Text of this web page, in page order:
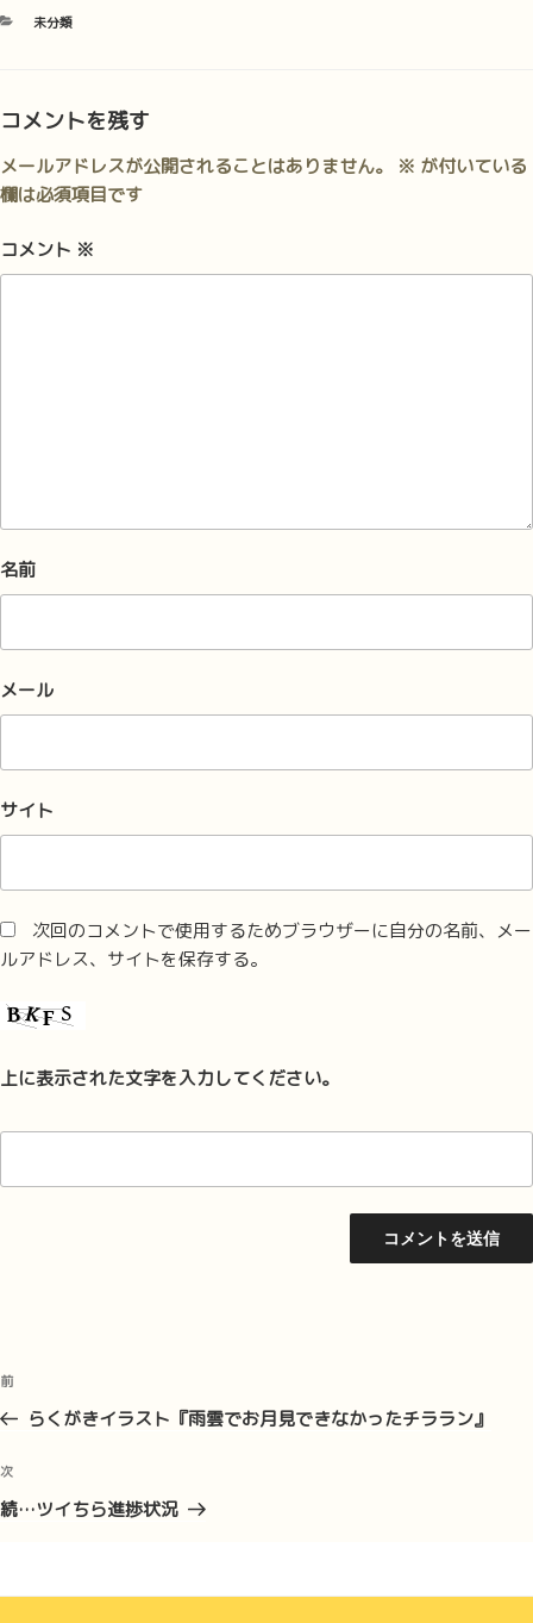
カ
ー
未分類
コメントを残す
メールアドレスが公開されることはありません。 ※ が付いている
欄は必須項目です
コメント ※
名前
メール
サイト
次回のコメントで使用するためブラウザーに自分の名前、メー
ルアドレス、サイトを保存する。
上に表示された文字を入力してください。
投
ナ
ビ
ゲ
ョ
前
の
稿
前
らくがきイラスト『雨雲でお月見できなかったチララン』
次
の
次
続…ツイちら進捗状況